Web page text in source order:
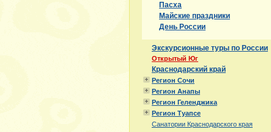
Пасха
Майские праздники
День России
Экскурсионные туры по России
Открытый Юг
Краснодарский край
Регион Сочи
Регион Анапы
Регион Геленджика
Регион Туапсе
Санатории Краснодарского края